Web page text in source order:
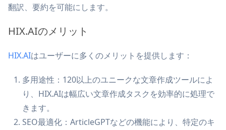
翻訳、要約を可能にします。
HIX.AIのメリット
HIX.AIはユーザーに多くのメリットを提供します：
多用途性：120以上のユニークな文章作成ツールによ
り、HIX.AIは幅広い文章作成タスクを効率的に処理で
きます。
SEO最適化：ArticleGPTなどの機能により、特定のキ